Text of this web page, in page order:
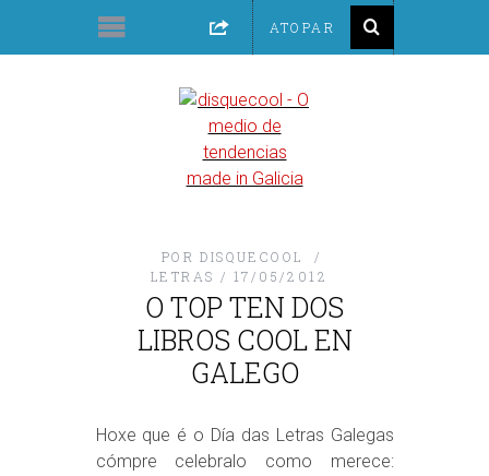
POR DISQUECOOL
LETRAS
17/05/2012
O TOP TEN DOS
LIBROS COOL EN
GALEGO
Hoxe que é o Día das Letras Galegas
cómpre celebralo como merece: